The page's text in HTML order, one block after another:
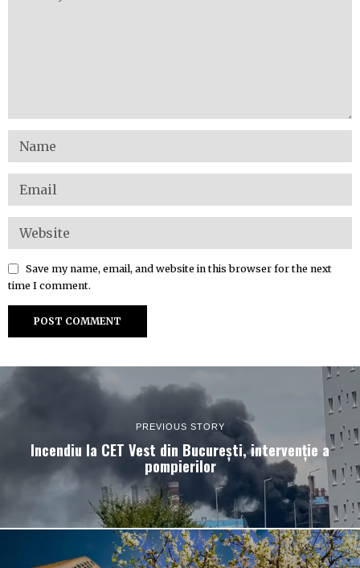
Save my name, email, and website in this browser for the next
time I comment.
PREVIOUS STORY
Incendiu la CET Vest din București, intervenție a
pompierilor